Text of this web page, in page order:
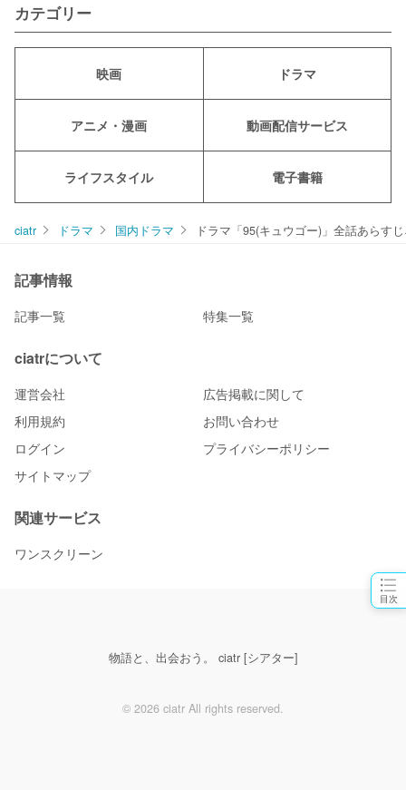
目次
カテゴリー
映画 ドラマ
アニメ・漫画 動画配信サービス
ライフスタイル 電子書籍
ciatr ドラマ 国内ドラマ ドラマ「95(キュウゴー)」全話あらす
記事情報
記事一覧 特集一覧
ciatrについて
運営会社
広告掲載に関して
利用規約
お問い合わせ
ログイン
プライバシーポリシー
サイトマップ
関連サービス
ワンスクリーン
物語と、出会おう。 ciatr [シアター]
© 2026 ciatr All rights reserved.